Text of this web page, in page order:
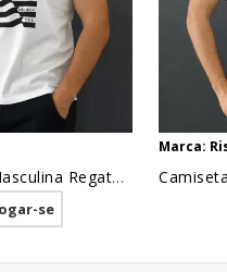
Camiseta Masculina Regata Estampada Listras Everything is Fine Branco [2010026]
se
Marca: